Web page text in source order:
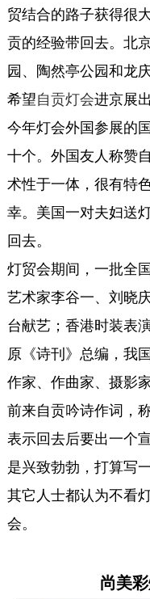
贸结合的路子获得很
贡的经验带回去。北
园、陶然亭公园和龙
希望自贡灯会进京展出
今年灯会外国参展的
十个。外国友人称赞
术性于一体，很有特
幸。美国一对夫妇送
回去。
灯贸会期间，一批全
艺术家李谷一、刘晓
台献艺；香港时装表
原《诗刊》总编，我
作家、作曲家、摄影
前来自贡吟诗作词，
表示回去后要出一个
是兴致勃勃，打算写
其它人士都认为不看
会。
尚美